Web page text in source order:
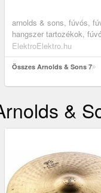
arnolds & sons, fúvós,
hangszer tartozékok,
trombitára
ElektroElektro.hu
Összes Arnolds & Sons 7
&